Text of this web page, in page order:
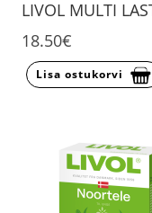
LIVOL MULTI
18.50€
Lisa ostukorvi